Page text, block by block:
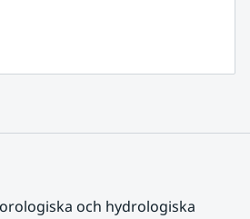
och hydrologiska